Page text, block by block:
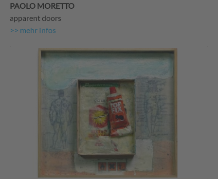
PAOLO MORETTO
apparent doors
>> mehr Infos